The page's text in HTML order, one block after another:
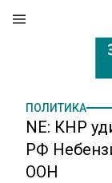
ПОЛИТИКА
NE: КНР
РФ
ООН